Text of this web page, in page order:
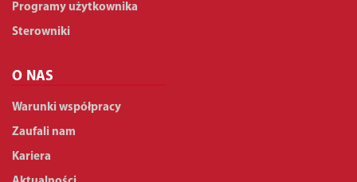
Programy użytkownika
Sterowniki
O NAS
Warunki współpracy
Zaufali nam
Kariera